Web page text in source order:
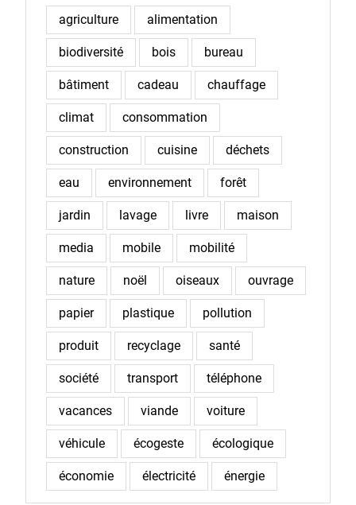
agriculture alimentation
biodiversité bois bureau
bâtiment cadeau chauffage
climat consommation
construction cuisine déchets
eau environnement forêt
jardin lavage livre maison
media mobile mobilité
nature noël oiseaux ouvrage
papier plastique pollution
produit recyclage santé
société transport téléphone
vacances viande voiture
véhicule écogeste écologique
économie électricité énergie